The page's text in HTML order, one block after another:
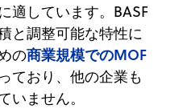
適しています。BASF
と調整可能な特性に
の商業規模でのMOF
ており、他の企業も
いません。